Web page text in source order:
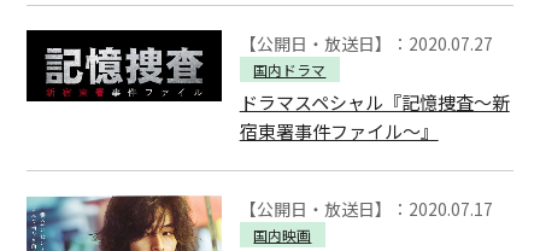
【公開日・放送日】：2020.07.27
国内ドラマ
ドラマスペシャル『記憶捜査～新
宿東署事件ファイル～』
【公開日・放送日】：2020.07.17
国内映画